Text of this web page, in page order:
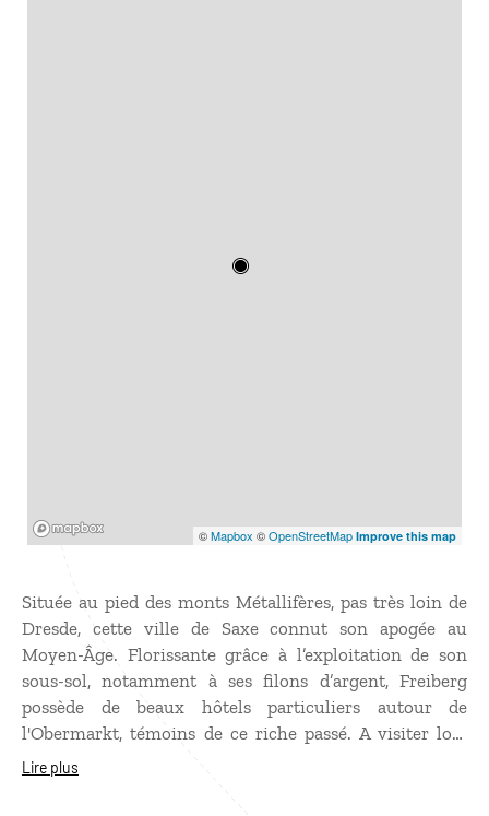
©Mapbox ©OpenStreetMap Improve this map
Située au pied des monts Métallifères, pas très loin de
Dresde, cette ville de Saxe connut son apogée au
Moyen-Âge. Florissante grâce à l’exploitation de son
sous-sol, notamment à ses filons d’argent, Freiberg
possède de beaux hôtels particuliers autour de
l'Obermarkt, témoins de ce riche passé. A visiter lors
d'unvoyage en Allemagne
Lire plus